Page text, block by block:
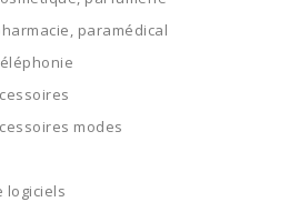
paramédical
modes
logiciels